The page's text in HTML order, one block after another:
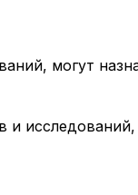
могут
и